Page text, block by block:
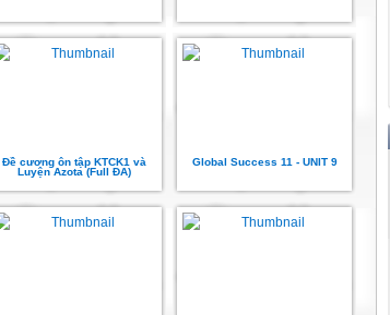
Đề cương ôn tập KTCK1 và
Luyện Azota (Full ĐA)
Global Success 11 - UNIT 9